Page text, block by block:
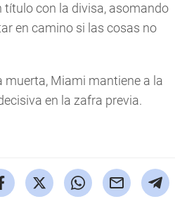
título con la divisa, asomando
en camino si las cosas no
muerta, Miami mantiene a la
en la zafra previa.